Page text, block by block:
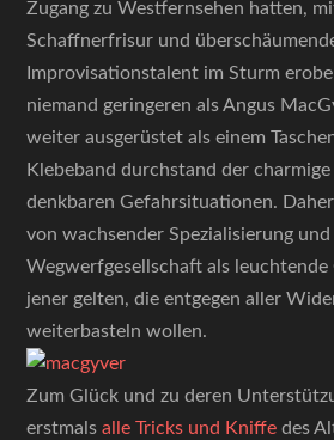
Zugang zu Westfernsehen hatten,
Schaffnerfrisur und
Improvisationstalent im Sturm
niemand geringeren als Angus
weiter ausgerüstet als einem
Klebeband durchstand der
denkbaren Gefahrsituationen.
von wachsender Spezialisierung
Wegwerfgesellschaft als leuchtende
jener gelten, die entgegen aller
weiterbasteln wollen.
Zum Glück und zu deren
erstmalsalle Tricks und Kniffe des